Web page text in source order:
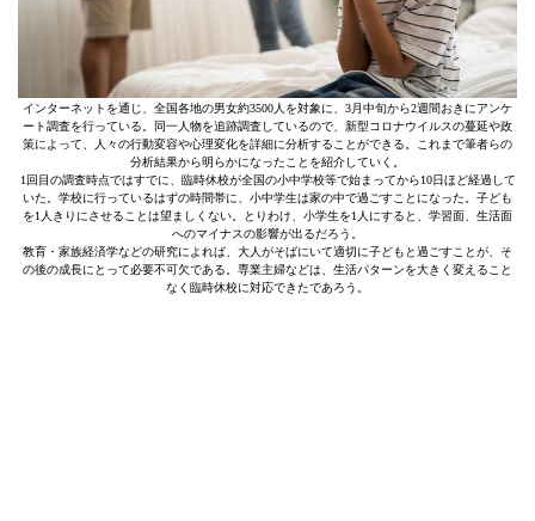
インターネットを通じ、全国各地の男女約3500人を対象に、3月中旬から2週間おきにアンケ
ート調査を行っている。同一人物を追跡調査しているので、新型コロナウイルスの蔓延や政
策によって、人々の行動変容や心理変化を詳細に分析することができる。これまで筆者らの
分析結果から明らかになったことを紹介していく。
1回目の調査時点ではすでに、臨時休校が全国の小中学校等で始まってから10日ほど経過して
いた。学校に行っているはずの時間帯に、小中学生は家の中で過ごすことになった。子ども
を1人きりにさせることは望ましくない。とりわけ、小学生を1人にすると、学習面、生活面
へのマイナスの影響が出るだろう。
教育・家族経済学などの研究によれば、大人がそばにいて適切に子どもと過ごすことが、そ
の後の成長にとって必要不可欠である。専業主婦などは、生活パターンを大きく変えること
なく臨時休校に対応できたであろう。